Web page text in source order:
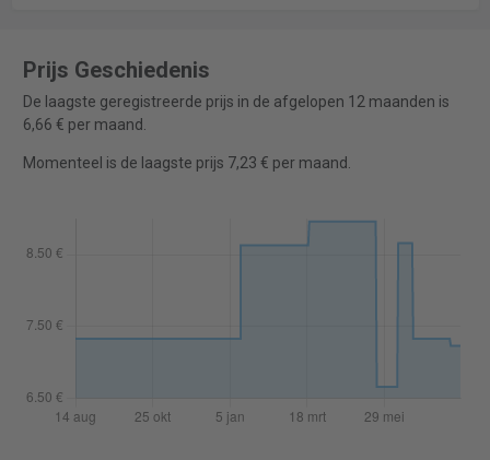
Prijs Geschiedenis
De laagste geregistreerde prijs in de afgelopen 12 maanden is
6,66 € per maand.
Momenteel is de laagste prijs 7,23 € per maand.